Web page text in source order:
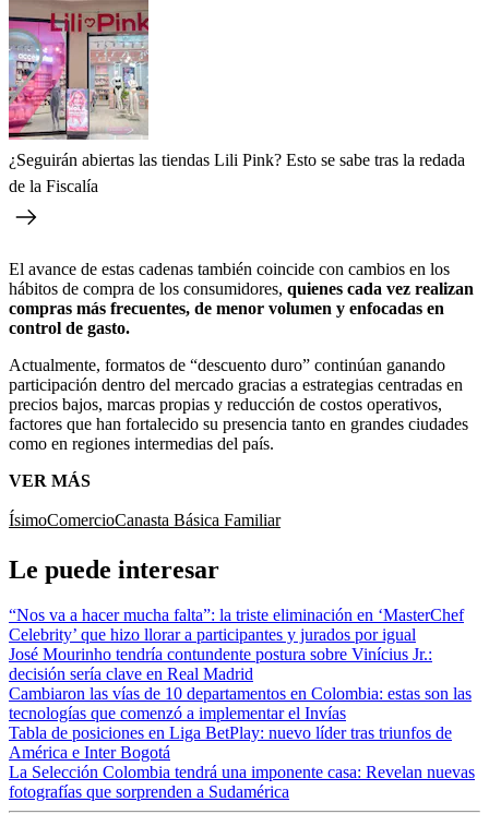
¿Seguirán abiertas las tiendas Lili Pink? Esto se sabe tras la redada
de la Fiscalía
El avance de estas cadenas también coincide con cambios en los
hábitos de compra de los consumidores, quienes cada vez realizan
compras más frecuentes, de menor volumen y enfocadas en
control de gasto.
Actualmente, formatos de “descuento duro” continúan ganando
participación dentro del mercado gracias a estrategias centradas en
precios bajos, marcas propias y reducción de costos operativos,
factores que han fortalecido su presencia tanto en grandes ciudades
como en regiones intermedias del país.
VER MÁS
ÍsimoComercioCanasta Básica Familiar
Le puede interesar
“Nos va a hacer mucha falta”: la triste eliminación en ‘MasterChef
Celebrity’ que hizo llorar a participantes y jurados por igual
José Mourinho tendría contundente postura sobre Vinícius Jr.:
decisión sería clave en Real Madrid
Cambiaron las vías de 10 departamentos en Colombia: estas son las
tecnologías que comenzó a implementar el Invías
Tabla de posiciones en Liga BetPlay: nuevo líder tras triunfos de
América e Inter Bogotá
La Selección Colombia tendrá una imponente casa: Revelan nuevas
fotografías que sorprenden a Sudamérica